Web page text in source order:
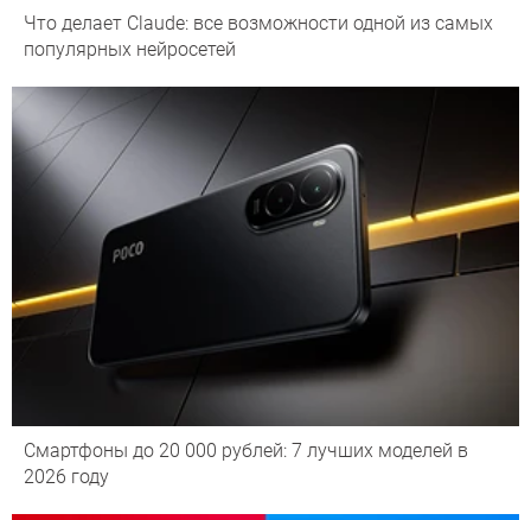
Что делает Сlaude: все возможности одной из самых
популярных нейросетей
Смартфоны до 20 000 рублей: 7 лучших моделей в
2026 году